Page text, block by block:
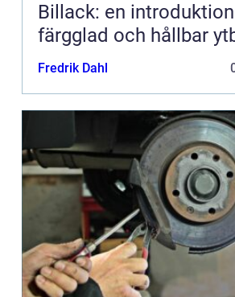
Billack: en introduktion
färgglad och hållbar
Fredrik Dahl